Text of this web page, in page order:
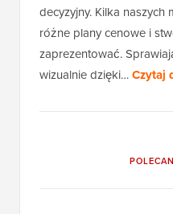
decyzyjny. Kilka
różne plany cenowe i
zaprezentować.
wizualnie dzięki…Czytaj